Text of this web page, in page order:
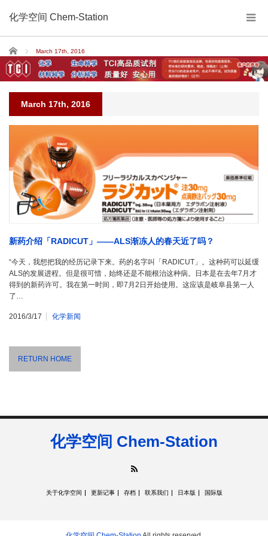
化学空间 Chem-Station
Home March 17th, 2016
March 17th, 2016
新药介绍「RADICUT」——ALS渐冻人的春天近了吗？
“今天，我想把我的经历记录下来。药的名字叫「RADICUT」。这种药可以延缓
ALS的发展进程。但是很可惜，始终还是不能根治这种病。日本是在去年7月才
得到的新药许可。我在第一时间，即7月2日开始使用。这应该是岐阜县第一人
了…
2016/3/17 化学新闻
RETURN HOME
化学空间 Chem-Station
关于化学空间 更新记事 存档 联系我们 日本版 国际版